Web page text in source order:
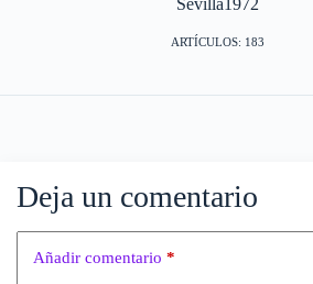
Sevilla1972
ARTÍCULOS: 183
Deja un comentario
Añadir comentario *